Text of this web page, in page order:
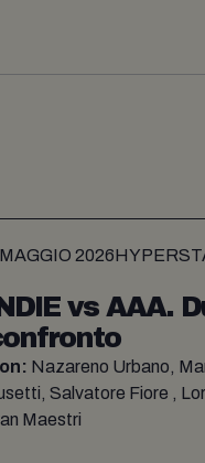
2026
vs AAA.
Nazareno Urbano,
Salvatore Fiore ,
Maestri